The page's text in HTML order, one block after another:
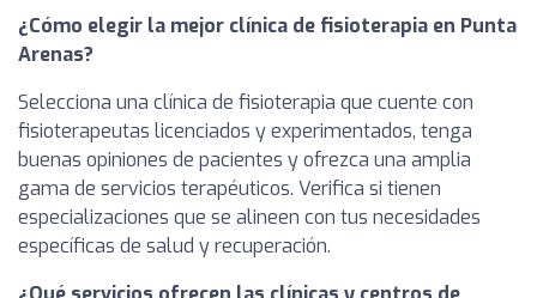
¿Cómo elegir la mejor clínica de fisioterapia en Punta
Arenas?
Selecciona una clínica de fisioterapia que cuente con
fisioterapeutas licenciados y experimentados, tenga
buenas opiniones de pacientes y ofrezca una amplia
gama de servicios terapéuticos. Verifica si tienen
especializaciones que se alineen con tus necesidades
específicas de salud y recuperación.